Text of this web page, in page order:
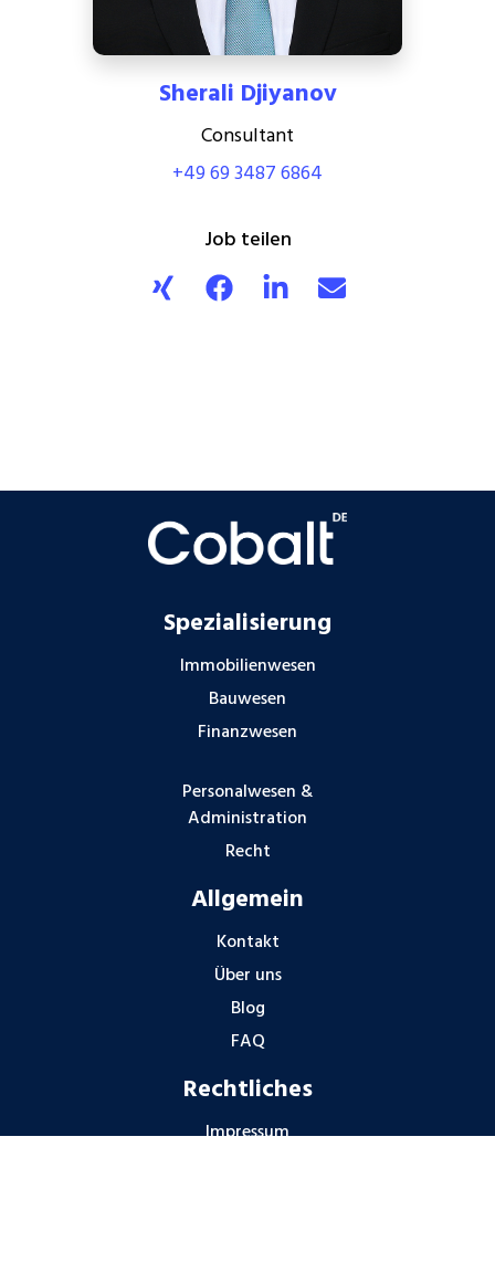
Sherali Djiyanov
Consultant
+49 69 3487 6864
Job teilen
Spezialisierung
Immobilienwesen
Bauwesen
Finanzwesen
Personalwesen &
Administration
Recht
Allgemein
Kontakt
Über uns
Blog
FAQ
Rechtliches
Impressum